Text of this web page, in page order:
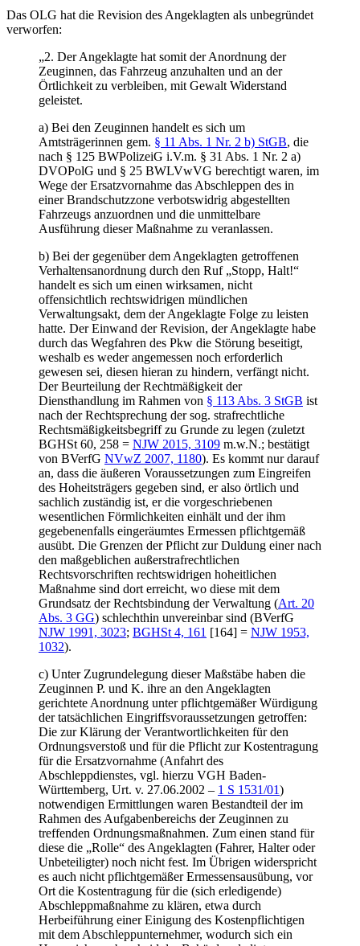
Das OLG hat die Revision des Angeklagten als unbegründet
verworfen:
„2. Der Angeklagte hat somit der Anordnung der
Zeuginnen, das Fahrzeug anzuhalten und an der
Örtlichkeit zu verbleiben, mit Gewalt Widerstand
geleistet.
a) Bei den Zeuginnen handelt es sich um
Amtsträgerinnen gem. § 11 Abs. 1 Nr. 2 b) StGB, die
nach § 125 BWPolizeiG i.V.m. § 31 Abs. 1 Nr. 2 a)
DVOPolG und § 25 BWLVwVG berechtigt waren, im
Wege der Ersatzvornahme das Abschleppen des in
einer Brandschutzzone verbotswidrig abgestellten
Fahrzeugs anzuordnen und die unmittelbare
Ausführung dieser Maßnahme zu veranlassen.
b) Bei der gegenüber dem Angeklagten getroffenen
Verhaltensanordnung durch den Ruf „Stopp, Halt!“
handelt es sich um einen wirksamen, nicht
offensichtlich rechtswidrigen mündlichen
Verwaltungsakt, dem der Angeklagte Folge zu leisten
hatte. Der Einwand der Revision, der Angeklagte habe
durch das Wegfahren des Pkw die Störung beseitigt,
weshalb es weder angemessen noch erforderlich
gewesen sei, diesen hieran zu hindern, verfängt nicht.
Der Beurteilung der Rechtmäßigkeit der
Diensthandlung im Rahmen von § 113 Abs. 3 StGB ist
nach der Rechtsprechung der sog. strafrechtliche
Rechtsmäßigkeitsbegriff zu Grunde zu legen (zuletzt
BGHSt 60, 258 = NJW 2015, 3109 m.w.N.; bestätigt
von BVerfG NVwZ 2007, 1180). Es kommt nur darauf
an, dass die äußeren Voraussetzungen zum Eingreifen
des Hoheitsträgers gegeben sind, er also örtlich und
sachlich zuständig ist, er die vorgeschriebenen
wesentlichen Förmlichkeiten einhält und der ihm
gegebenenfalls eingeräumtes Ermessen pflichtgemäß
ausübt. Die Grenzen der Pflicht zur Duldung einer nach
den maßgeblichen außerstrafrechtlichen
Rechtsvorschriften rechtswidrigen hoheitlichen
Maßnahme sind dort erreicht, wo diese mit dem
Grundsatz der Rechtsbindung der Verwaltung (Art. 20
Abs. 3 GG) schlechthin unvereinbar sind (BVerfG
NJW 1991, 3023; BGHSt 4, 161 [164] = NJW 1953,
1032).
c) Unter Zugrundelegung dieser Maßstäbe haben die
Zeuginnen P. und K. ihre an den Angeklagten
gerichtete Anordnung unter pflichtgemäßer Würdigung
der tatsächlichen Eingriffsvoraussetzungen getroffen:
Die zur Klärung der Verantwortlichkeiten für den
Ordnungsverstoß und für die Pflicht zur Kostentragung
für die Ersatzvornahme (Anfahrt des
Abschleppdienstes, vgl. hierzu VGH Baden-
Württemberg, Urt. v. 27.06.2002 – 1 S 1531/01)
notwendigen Ermittlungen waren Bestandteil der im
Rahmen des Aufgabenbereichs der Zeuginnen zu
treffenden Ordnungsmaßnahmen. Zum einen stand für
diese die „Rolle“ des Angeklagten (Fahrer, Halter oder
Unbeteiligter) noch nicht fest. Im Übrigen widerspricht
es auch nicht pflichtgemäßer Ermessensausübung, vor
Ort die Kostentragung für die (sich erledigende)
Abschleppmaßnahme zu klären, etwa durch
Herbeiführung einer Einigung des Kostenpflichtigen
mit dem Abschleppunternehmer, wodurch sich ein